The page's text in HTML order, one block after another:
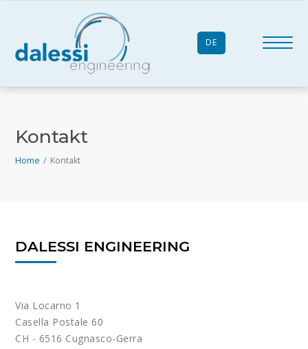
DE
Kontakt
Home / Kontakt
DALESSI ENGINEERING
Via Locarno 1
Casella Postale 60
CH - 6516 Cugnasco-Gerra